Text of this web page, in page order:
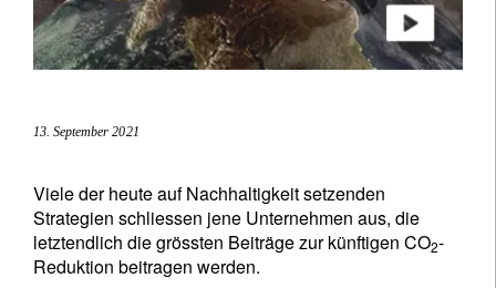
13. September 2021
Viele der heute auf Nachhaltigkeit setzenden
Strategien schliessen jene Unternehmen aus, die
letztendlich die grössten Beiträge zur künftigen CO2-
Reduktion beitragen werden.